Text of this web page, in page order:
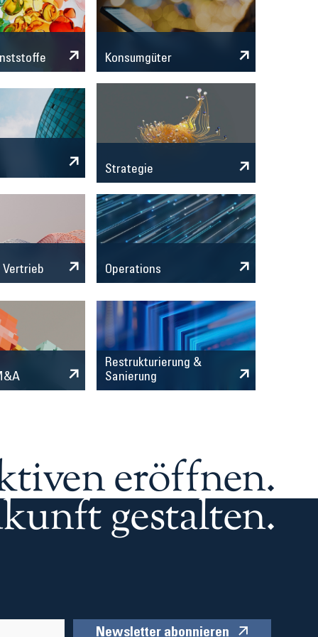
Konsumgüter
Strategie
Operations
Restrukturierung &
Sanierung
Newsletter abonnieren
eröffnen.
gestalten.